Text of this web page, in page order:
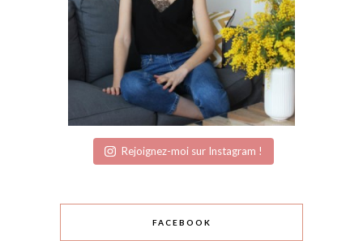
Rejoignez-moi sur Instagram !
FACEBOOK